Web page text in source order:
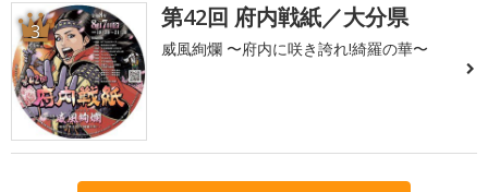
3 第42回 府内戦紙／大分県
威風絢爛 〜府内に咲き誇れ!綺羅の華〜